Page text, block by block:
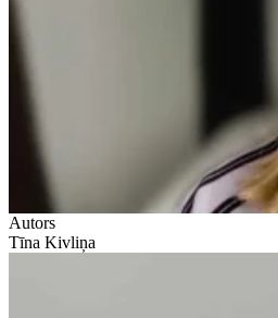
Autors
Tīna Kivliņa